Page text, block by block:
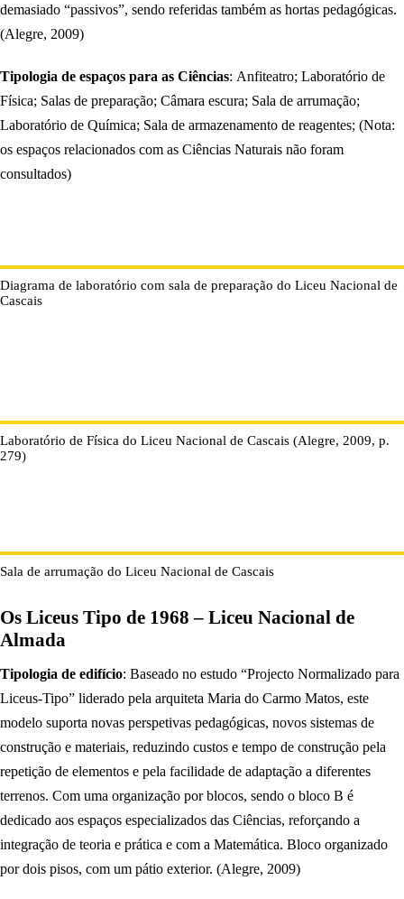
demasiado “passivos”, sendo referidas também as hortas pedagógicas.
(Alegre, 2009)
Tipologia de espaços para as Ciências: Anfiteatro; Laboratório de
Física; Salas de preparação; Câmara escura; Sala de arrumação;
Laboratório de Química; Sala de armazenamento de reagentes; (Nota:
os espaços relacionados com as Ciências Naturais não foram
consultados)
Diagrama de laboratório com sala de preparação do Liceu Nacional de
Cascais
Laboratório de Física do Liceu Nacional de Cascais (Alegre, 2009, p.
279)
Sala de arrumação do Liceu Nacional de Cascais
Os Liceus Tipo de 1968 – Liceu Nacional de
Almada
Tipologia de edifício: Baseado no estudo “Projecto Normalizado para
Liceus-Tipo” liderado pela arquiteta Maria do Carmo Matos, este
modelo suporta novas perspetivas pedagógicas, novos sistemas de
construção e materiais, reduzindo custos e tempo de construção pela
repetição de elementos e pela facilidade de adaptação a diferentes
terrenos. Com uma organização por blocos, sendo o bloco B é
dedicado aos espaços especializados das Ciências, reforçando a
integração de teoria e prática e com a Matemática. Bloco organizado
por dois pisos, com um pátio exterior. (Alegre, 2009)